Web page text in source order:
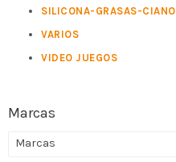
SILICONA-GRASAS-
VARIOS
VIDEO JUEGOS
Marcas
Marcas